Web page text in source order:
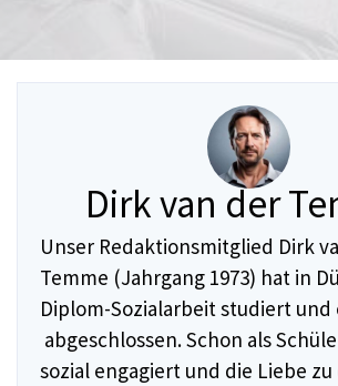
Dirk van der
Unser Redaktionsmitglied Dirk
Temme (Jahrgang 1973) hat in
Diplom-Sozialarbeit studiert
abgeschlossen. Schon als
sozial engagiert und die Liebe zu